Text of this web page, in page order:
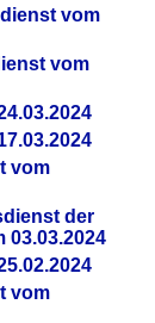
vom
vom
vom
der
03.03.2024
vom